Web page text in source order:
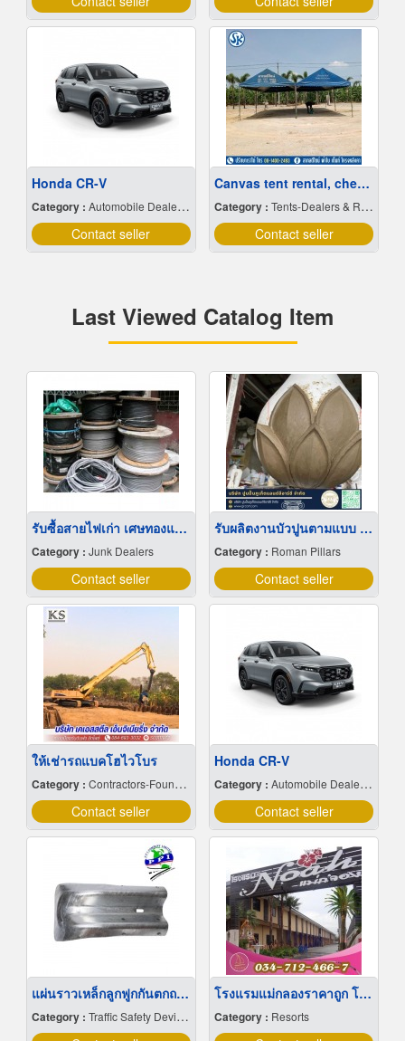
Honda CR-V
Category : Automobile Dealers-New Cars
Contact seller
Canvas tent rental, cheap price
Category : Tents-Dealers & Renting
Contact seller
Last Viewed Catalog Item
รับซื้อสายไฟเก่า เศษทองแดง ลวด
Category : Junk Dealers
Contact seller
รับผลิตงานบัวปูนตามแบบ ภูเก็ต
Category : Roman Pillars
Contact seller
ให้เช่ารถแบคโฮไวโบร
Category : Contractors-Foundation
Contact seller
Honda CR-V
Category : Automobile Dealers-New Cars
Contact seller
แผ่นราวเหล็กลูกฟูกกันตกถนน การ์ดเรล- Guard rail มาตรฐานกรมทางหลวงเเละกรมทางหลวงชนบท
Category : Traffic Safety Devices
โรงแรมแม่กลองราคาถูก โรงแรมโนอาห์แม่กลอง
Category : Resorts